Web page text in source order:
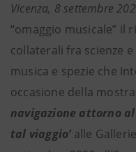
Vicenza, 8 settembre
“omaggio musicale” il
collaterali fra scienze
musica e spezie che
occasione della mostra
navigazione attorno
tal viaggio’alle